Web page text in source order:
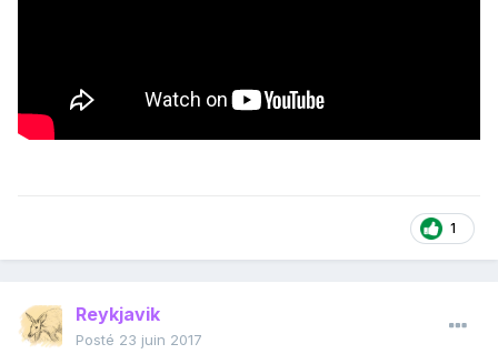
1
Reykjavik
Posté 23 juin 2017